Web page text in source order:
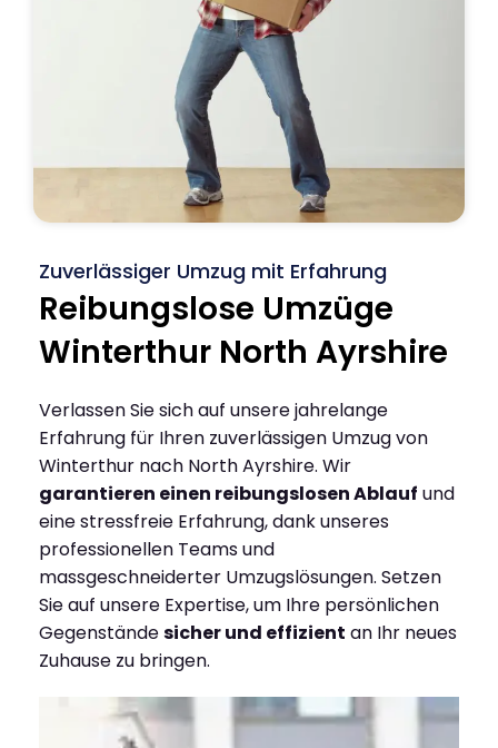
Zuverlässiger Umzug mit Erfahrung
Reibungslose Umzüge
Winterthur North Ayrshire
Verlassen Sie sich auf unsere jahrelange
Erfahrung für Ihren zuverlässigen Umzug von
Winterthur nach North Ayrshire. Wir
garantieren einen reibungslosen Ablauf und
eine stressfreie Erfahrung, dank unseres
professionellen Teams und
massgeschneiderter Umzugslösungen. Setzen
Sie auf unsere Expertise, um Ihre persönlichen
Gegenständesicher und effizient an Ihr neues
Zuhause zu bringen.